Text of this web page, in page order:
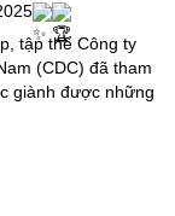
tập thể Công ty
(CDC) đã tham
giành được những